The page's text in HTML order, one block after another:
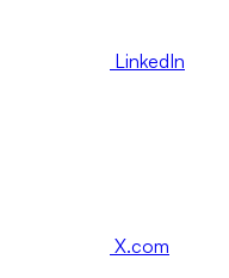
LinkedIn
X.com